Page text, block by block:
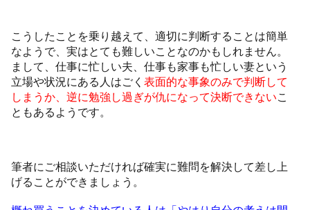
こうしたことを乗り越えて、適切に判断することは簡単
なようで、実はとても難しいことなのかもしれません。
まして、仕事に忙しい夫、仕事も家事も忙しい妻という
立場や状況にある人はごく表面的な事象のみで判断して
しまうか、逆に勉強し過ぎが仇になって決断できないこ
ともあるようです。
筆者にご相談いただければ確実に難問を解決して差し上
げることができましょう。